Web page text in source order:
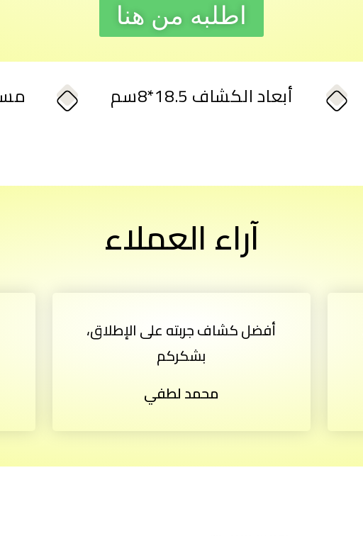
اطلبه من هنا
أبعاد الكشاف 18.5*8سم
آراء العملاء
أفضل كشاف جربته على الإطلاق،
بشكركم
محمد لطفي